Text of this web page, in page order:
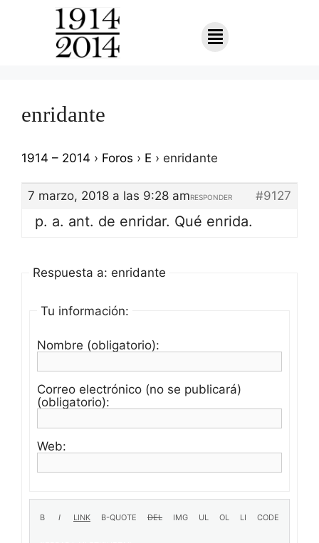
enridante
1914 – 2014 › Foros › E › enridante
7 marzo, 2018 a las 9:28 am #9127
RESPONDER
p. a. ant. de enridar. Qué enrida.
Respuesta a: enridante
Tu información:
Nombre (obligatorio):
Correo electrónico (no se publicará)
(obligatorio):
Web: